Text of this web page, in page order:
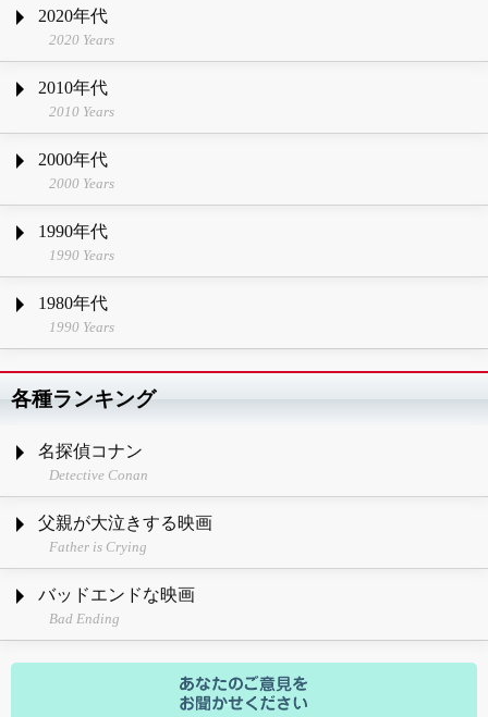
2020年代
2020 Years
2010年代
2010 Years
2000年代
2000 Years
1990年代
1990 Years
1980年代
1990 Years
各種ランキング
名探偵コナン
Detective Conan
父親が大泣きする映画
Father is Crying
バッドエンドな映画
Bad Ending